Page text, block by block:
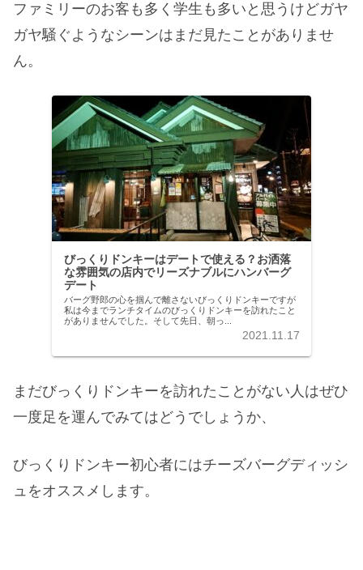
ファミリーのお客も多く学生も多いと思うけどガヤ
ガヤ騒ぐようなシーンはまだ見たことがありませ
ん。
びっくりドンキーはデートで使える？お洒落
な雰囲気の店内でリーズナブルにハンバーグ
デート
バーグ野郎の心を掴んで離さないびっくりドンキーですが
私は今までランチタイムのびっくりドンキーを訪れたこと
がありませんでした。そして先日、朝っ...
2021.11.17
まだびっくりドンキーを訪れたことがない人はぜひ
一度足を運んでみてはどうでしょうか、
びっくりドンキー初心者にはチーズバーグディッシ
ュをオススメします。